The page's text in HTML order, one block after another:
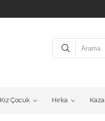
Kız Çocuk Hırka